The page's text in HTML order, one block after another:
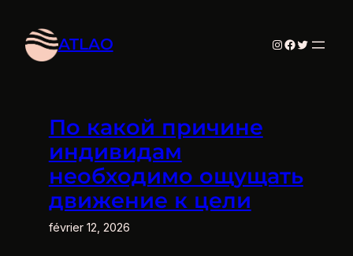
contenu
ATLAO Instagram
Facebook
Twitter
По какой причине
индивидам
необходимо ощущать
движение к цели
février 12, 2026